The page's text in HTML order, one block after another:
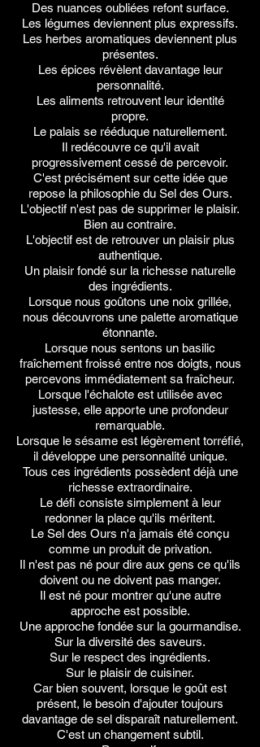
Des nuances oubliées refont surface.
Les légumes deviennent plus expressifs.
Les herbes aromatiques deviennent plus
présentes.
Les épices révèlent davantage leur
personnalité.
Les aliments retrouvent leur identité
propre.
Le palais se rééduque naturellement.
Il redécouvre ce qu'il avait
progressivement cessé de percevoir.
C'est précisément sur cette idée que
repose la philosophie du Sel des Ours.
L'objectif n'est pas de supprimer le plaisir.
Bien au contraire.
L'objectif est de retrouver un plaisir plus
authentique.
Un plaisir fondé sur la richesse naturelle
des ingrédients.
Lorsque nous goûtons une noix grillée,
nous découvrons une palette aromatique
étonnante.
Lorsque nous sentons un basilic
fraîchement froissé entre nos doigts, nous
percevons immédiatement sa fraîcheur.
Lorsque l'échalote est utilisée avec
justesse, elle apporte une profondeur
remarquable.
Lorsque le sésame est légèrement torréfié,
il développe une personnalité unique.
Tous ces ingrédients possèdent déjà une
richesse extraordinaire.
Le défi consiste simplement à leur
redonner la place qu'ils méritent.
Le Sel des Ours n'a jamais été conçu
comme un produit de privation.
Il n'est pas né pour dire aux gens ce qu'ils
doivent ou ne doivent pas manger.
Il est né pour montrer qu'une autre
approche est possible.
Une approche fondée sur la gourmandise.
Sur la diversité des saveurs.
Sur le respect des ingrédients.
Sur le plaisir de cuisiner.
Car bien souvent, lorsque le goût est
présent, le besoin d'ajouter toujours
davantage de sel disparaît naturellement.
C'est un changement subtil.